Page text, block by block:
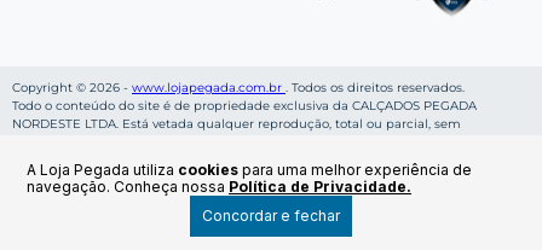
A Loja Pegada utiliza cookies para uma melhor experiência de
navegação. Conheça nossa Política de Privacidade.
Concordar e fechar
Copyright © 2026 - www.lojapegada.com.br . Todos os direitos reservados.
Todo o conteúdo do site é de propriedade exclusiva da CALÇADOS PEGADA
NORDESTE LTDA. Está vetada qualquer reprodução, total ou parcial, sem
pagamentos válidos enquanto durar os estoques. CALÇADOS PEGADA NORDESTE
LTDA, inscrito sob CNPJ: 06.269.953/0001-36, localizado na Rua Cruzeiro da Rocha,
S/N - Bairro Cruzeiro - CEP: 46800-000 - Ruy Barbosa - BA.